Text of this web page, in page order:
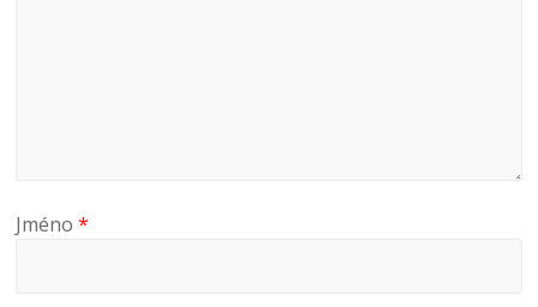
Jméno*